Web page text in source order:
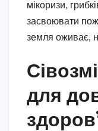
мікоризи,
засвоювати
земля оживає,
для